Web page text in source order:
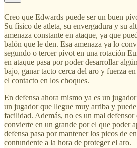
Creo que Edwards puede ser un buen
Su físico de atleta, su envergadura y su
amenaza constante en ataque, ya que
balón que le den. Esa amenaza ya lo
segundo o tercer pívot en una rotación
en ataque pasa por poder desarrollar
bajo, ganar tacto cerca del aro y fuerza
el contacto en los choques.
En defensa ahora mismo ya es un
un jugador que llegue muy arriba y
facilidad. Además, no es un mal
convierte en un grande por el que poder
defensa pasa por mantener los picos de
contundente a la hora de proteger el aro.